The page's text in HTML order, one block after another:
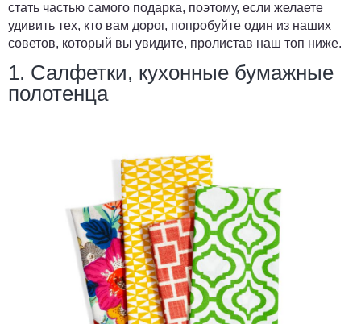
стать частью самого подарка, поэтому, если желаете
удивить тех, кто вам дорог, попробуйте один из наших
советов, который вы увидите, пролистав наш топ ниже.
1. Салфетки, кухонные бумажные
полотенца